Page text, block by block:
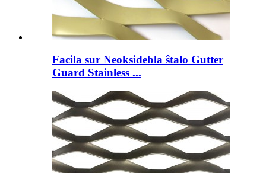
Facila sur Neoksidebla ŝtalo Gutter
Guard Stainless ...